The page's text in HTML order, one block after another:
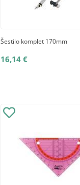
Šestilo komplet 170mm
16,14 €